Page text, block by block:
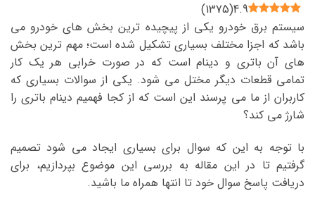
4.9
(
1375
)
سیستم برق خودرو یکی از پیچیده ترین بخش های خودرو می
باشد که اجزا مختلف بسیاری تشکیل شده است؛ مهم ترین بخش
های آن باتری و دینام است که در صورت خرابی هر یک کار
تمامی قطعات دیگر مختل می شود. یکی از سوالات بسیاری که
کاربران از ما می پرسند این است که از کجا فهمیم دینام باتری را
شارژ می کند؟
با توجه به این که سوال برای بسیاری ایجاد می شود تصمیم
گرفتیم تا در این مقاله به بررسی این موضوع بپردازیم، برای
دریافت پاسخ سوال خود تا انتها همراه ما باشید.